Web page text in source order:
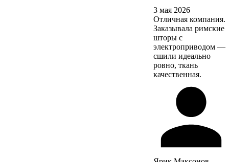
3 мая 2026
Отличная компания.
Заказывала римские
шторы с
электроприводом —
сшили идеально
ровно, ткань
качественная.